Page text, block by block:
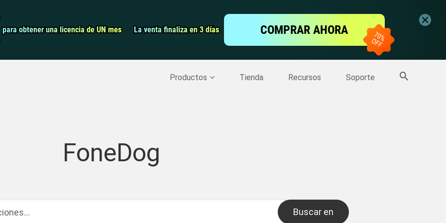
para obtener una licencia de UN mes
para obtener una licencia de UN mes La venta finaliza en 3 días
La venta finaliza en 3 días COMPRAR AHORA
Productos Tienda Recursos Soporte
Grabador de pantalla
Copia de seguridad del iPhone >> Más productos
FoneDog
Buscar en